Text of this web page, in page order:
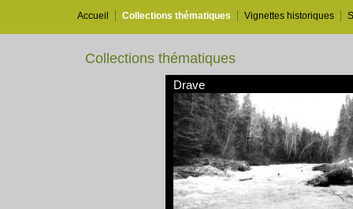
Accueil Collections thématiques Vignettes historiques
Collections thématiques
Drave